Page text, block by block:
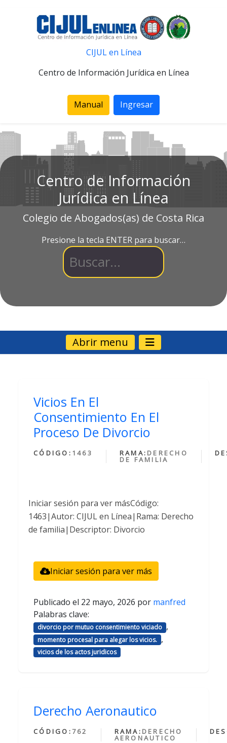
CIJUL en Línea
Centro de Información Jurídica en Línea
Manual Ingresar
Centro de Información
Jurídica en Línea
Colegio de Abogados(as) de Costa Rica
Presione la tecla ENTER para buscar…
Abrir menu
Vicios En El
Consentimiento En El
Proceso De Divorcio
CÓDIGO: 1463 RAMA: DERECHO
DE FAMILIA
Iniciar sesión para ver másCódigo:
1463|Autor: CIJUL en Línea|Rama: Derecho
de familia|Descriptor: Divorcio
Iniciar sesión para ver más
Publicado el 22 mayo, 2026 por manfred
Palabras clave:
divorcio por mutuo consentimiento viciado ,
momento procesal para alegar los vicios. ,
vicios de los actos juridicos
Derecho Aeronautico
CÓDIGO: 762 RAMA: DERECHO
AERONAUTICO